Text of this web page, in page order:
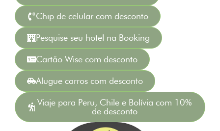
Chip de celular com desconto
Pesquise seu hotel na Booking
Cartão Wise com desconto
Alugue carros com desconto
Viaje para Peru, Chile e Bolívia com 10%
de desconto